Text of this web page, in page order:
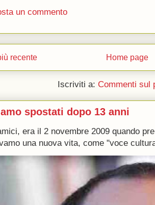
un commento
recente Home page
Iscriviti a: Commenti sul
spostati dopo 13 anni
era il 2 novembre 2009 quando
una nuova vita, come "voce